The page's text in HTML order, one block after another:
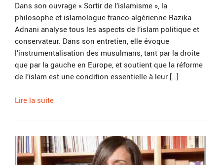
Dans son ouvrage « Sortir de l’islamisme », la
philosophe et islamologue franco-algérienne Razika
Adnani analyse tous les aspects de l’islam politique et
conservateur. Dans son entretien, elle évoque
l’instrumentalisation des musulmans, tant par la droite
que par la gauche en Europe, et soutient que la réforme
de l’islam est une condition essentielle à leur […]
Lire la suite